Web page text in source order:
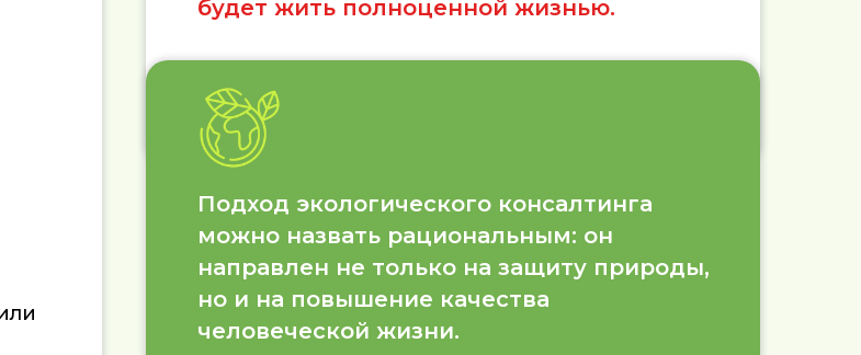
будет жить полноценной жизнью.
Подход экологического консалтинга
можно назвать рациональным: он
направлен не только на защиту природы,
но и на повышение качества
человеческой жизни.